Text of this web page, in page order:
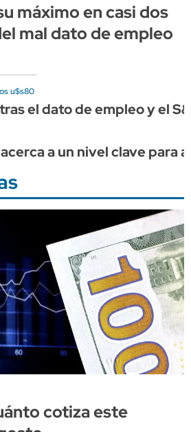
máximo en casi dos
mal dato de empleo
u$s80
el dato de empleo y el
a un nivel clave para
cotiza este